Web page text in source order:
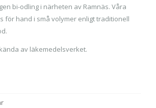
bi-odling i närheten av Ramnäs. Våra
för hand i små volymer enligt traditionell
av läkemedelsverket.